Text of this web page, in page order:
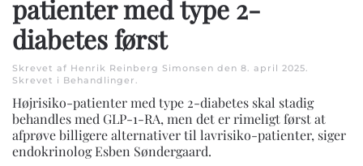
patienter med type 2-
diabetes først
Skrevet af Henrik Reinberg Simonsen den 8. april 2025.
Skrevet i Behandlinger.
Højrisiko-patienter med type 2-diabetes skal stadig
behandles med GLP-1-RA, men det er rimeligt først at
afprøve billigere alternativer til lavrisiko-patienter, siger
endokrinolog Esben Søndergaard.